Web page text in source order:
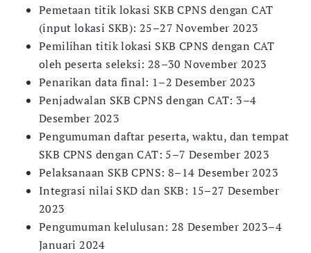
Pemetaan titik lokasi SKB CPNS dengan CAT
(input lokasi SKB): 25–27 November 2023
Pemilihan titik lokasi SKB CPNS dengan CAT
oleh peserta seleksi: 28–30 November 2023
Penarikan data final: 1–2 Desember 2023
Penjadwalan SKB CPNS dengan CAT: 3–4
Desember 2023
Pengumuman daftar peserta, waktu, dan tempat
SKB CPNS dengan CAT: 5–7 Desember 2023
Pelaksanaan SKB CPNS: 8–14 Desember 2023
Integrasi nilai SKD dan SKB: 15–27 Desember
2023
Pengumuman kelulusan: 28 Desember 2023–4
Januari 2024